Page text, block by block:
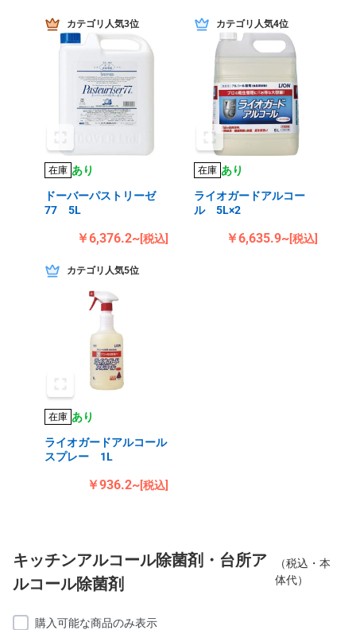
カテゴリ人気3位
在庫 あり
ドーバーパストリーゼ
77 5L
￥6,376.2~[税込]
カテゴリ人気4位
在庫 あり
ライオガードアルコー
ル 5L×2
￥6,635.9~[税込]
カテゴリ人気5位
在庫 あり
ライオガードアルコール
スプレー 1L
￥936.2~[税込]
キッチンアルコール除菌剤・台所ア
ルコール除菌剤
（税込・本
体代）
購入可能な商品のみ表示